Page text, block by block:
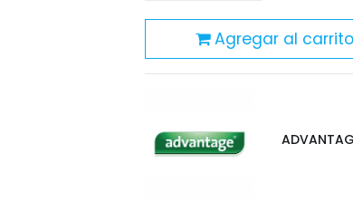
Agregar al carrito